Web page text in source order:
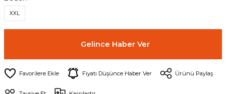
XXL
Gelince Haber Ver
Fiyatı Düşünce Haber Ver Ürünü Paylaş